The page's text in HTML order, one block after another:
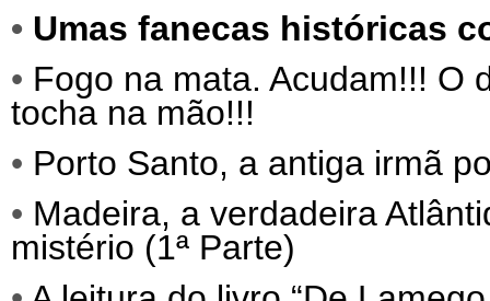
• Umas fanecas históricas
• Fogo na mata. Acudam!!! O
tocha na mão!!!
• Porto Santo, a antiga irmã
• Madeira, a verdadeira
mistério (1ª Parte)